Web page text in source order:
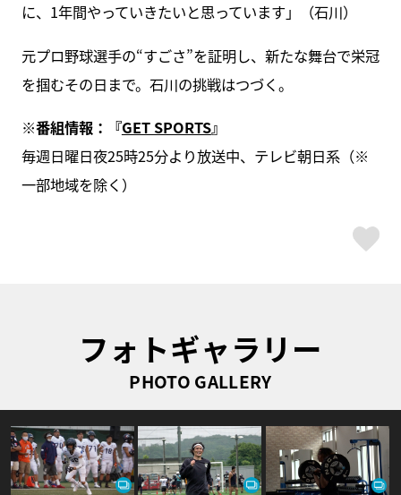
に、1年間やっていきたいと思っています」（石川）
元プロ野球選手の“すごさ”を証明し、新たな舞台で栄冠
を掴むその日まで。石川の挑戦はつづく。
※番組情報：『GET SPORTS』
毎週日曜日夜25時25分より放送中、テレビ朝日系（※
一部地域を除く）
フォトギャラリー
PHOTO GALLERY